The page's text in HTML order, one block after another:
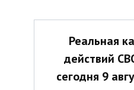
Реальная
действий
сегодня 9